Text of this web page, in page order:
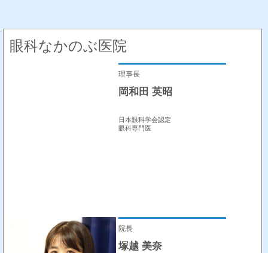
眼科なかのぶ医院
理事長
岡和田 英昭
日本眼科学会認定
眼科専門医
院長
塚越 美奈